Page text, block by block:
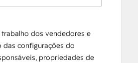
dos vendedores e
das configurações do
propriedades de